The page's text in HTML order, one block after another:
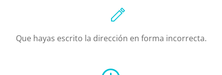
Que hayas escrito la dirección en forma incorrecta.